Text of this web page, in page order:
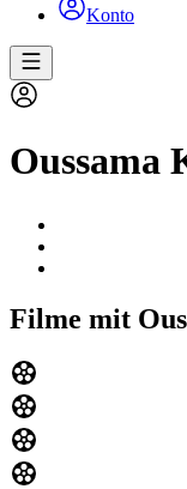
Konto
Oussama
Filme mit